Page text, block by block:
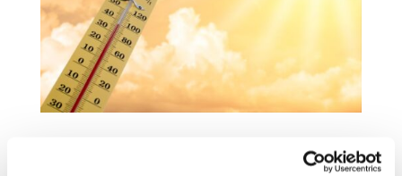
Hogyan tartsuk távol a